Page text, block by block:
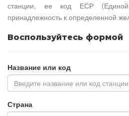
станции, ее код ЕСР
принадлежность к определенной
Воспользуйтесь формой
Название или код
Введите название или код станции
Страна